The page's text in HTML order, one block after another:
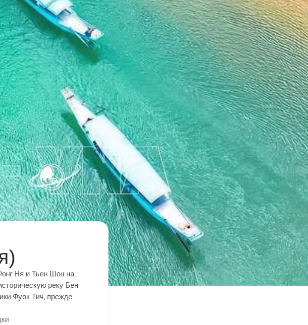
Ня и Тьен Шон на
реку Бен
Фуок Тич, прежде